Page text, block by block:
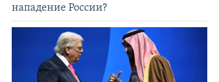
нападение России?